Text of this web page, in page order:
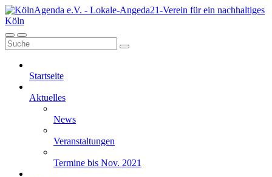
Startseite
Aktuelles
News
Veranstaltungen
Termine bis Nov. 2021